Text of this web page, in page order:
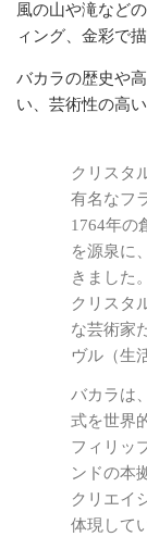
風の山や滝など
ィング、金彩で
バカラの歴史や
い、芸術性の高
クリスタ
有名なフ
1764年の
を源泉に
きました。
クリスタ
な芸術家
ヴル（生
バカラは
式を世界
フィリッ
ンドの本
クリエイ
体現して